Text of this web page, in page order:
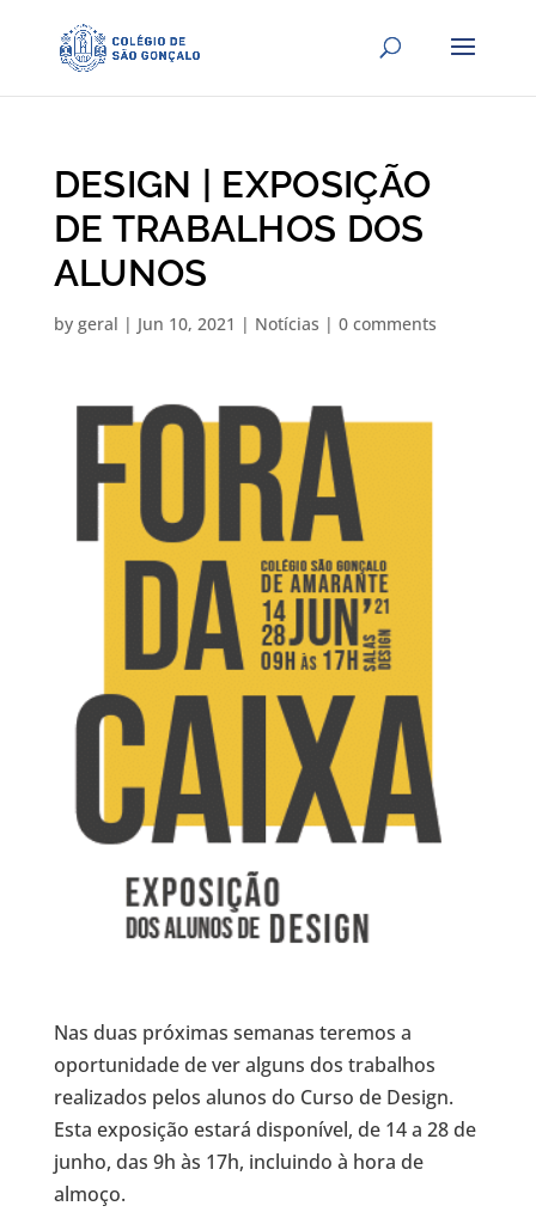
DESIGN | EXPOSIÇÃO
DE TRABALHOS DOS
ALUNOS
by geral | Jun 10, 2021 | Notícias | 0 comments
Nas duas próximas semanas teremos a
oportunidade de ver alguns dos trabalhos
realizados pelos alunos do Curso de Design.
Esta exposição estará disponível, de 14 a 28 de
junho, das 9h às 17h, incluindo à hora de
almoço.